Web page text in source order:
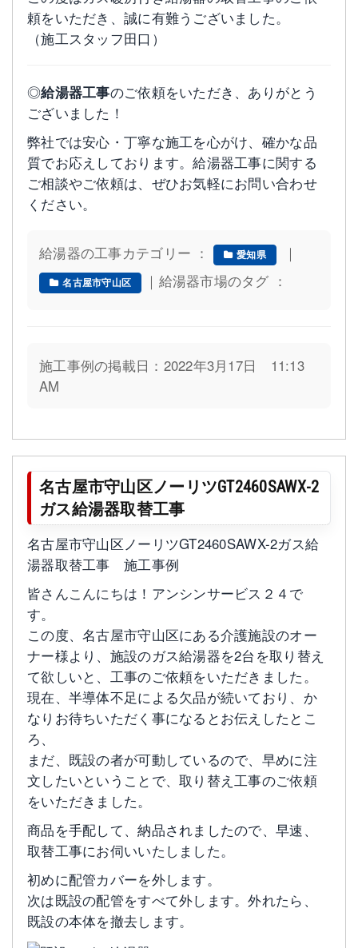
頼をいただき、誠に有難うございました。
（施工スタッフ田口）
◎給湯器工事のご依頼をいただき、ありがとう
ございました！
弊社では安心・丁寧な施工を心がけ、確かな品
質でお応えしております。給湯器工事に関する
ご相談やご依頼は、ぜひお気軽にお問い合わせ
ください。
給湯器の工事カテゴリー ： 愛知県 ｜
名古屋市守山区 ｜給湯器市場のタグ ：
施工事例の掲載日：2022年3月17日 11:13
AM
名古屋市守山区ノーリツGT2460SAWX-2
ガス給湯器取替工事
名古屋市守山区ノーリツGT2460SAWX-2ガス給
湯器取替工事 施工事例
皆さんこんにちは！アンシンサービス２４で
す。
この度、名古屋市守山区にある介護施設のオー
ナー様より、施設のガス給湯器を2台を取り替え
て欲しいと、工事のご依頼をいただきました。
現在、半導体不足による欠品が続いており、か
なりお待ちいただく事になるとお伝えしたとこ
ろ、
まだ、既設の者が可動しているので、早めに注
文したいということで、取り替え工事のご依頼
をいただきました。
商品を手配して、納品されましたので、早速、
取替工事にお伺いいたしました。
初めに配管カバーを外します。
次は既設の配管をすべて外します。外れたら、
既設の本体を撤去します。